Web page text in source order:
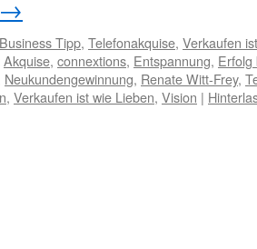
→
Business Tipp, Telefonakquise, Verkaufen
Akquise, connextions, Entspannung, Erfolg
Neukundengewinnung, Renate Witt-Frey,
, Verkaufen ist wie Lieben, Vision |